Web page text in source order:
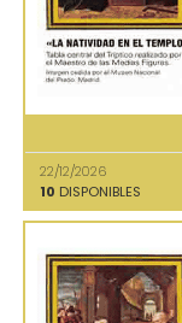
22/12/2026
10 DISPONIBLES